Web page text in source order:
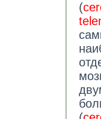
(